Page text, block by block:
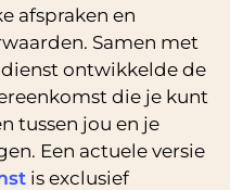
afspraken en
Samen met
ontwikkelde de
die je kunt
tussen jou en je
Een actuele versie
is exclusief